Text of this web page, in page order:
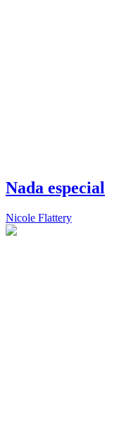
Nada especial
Nicole Flattery